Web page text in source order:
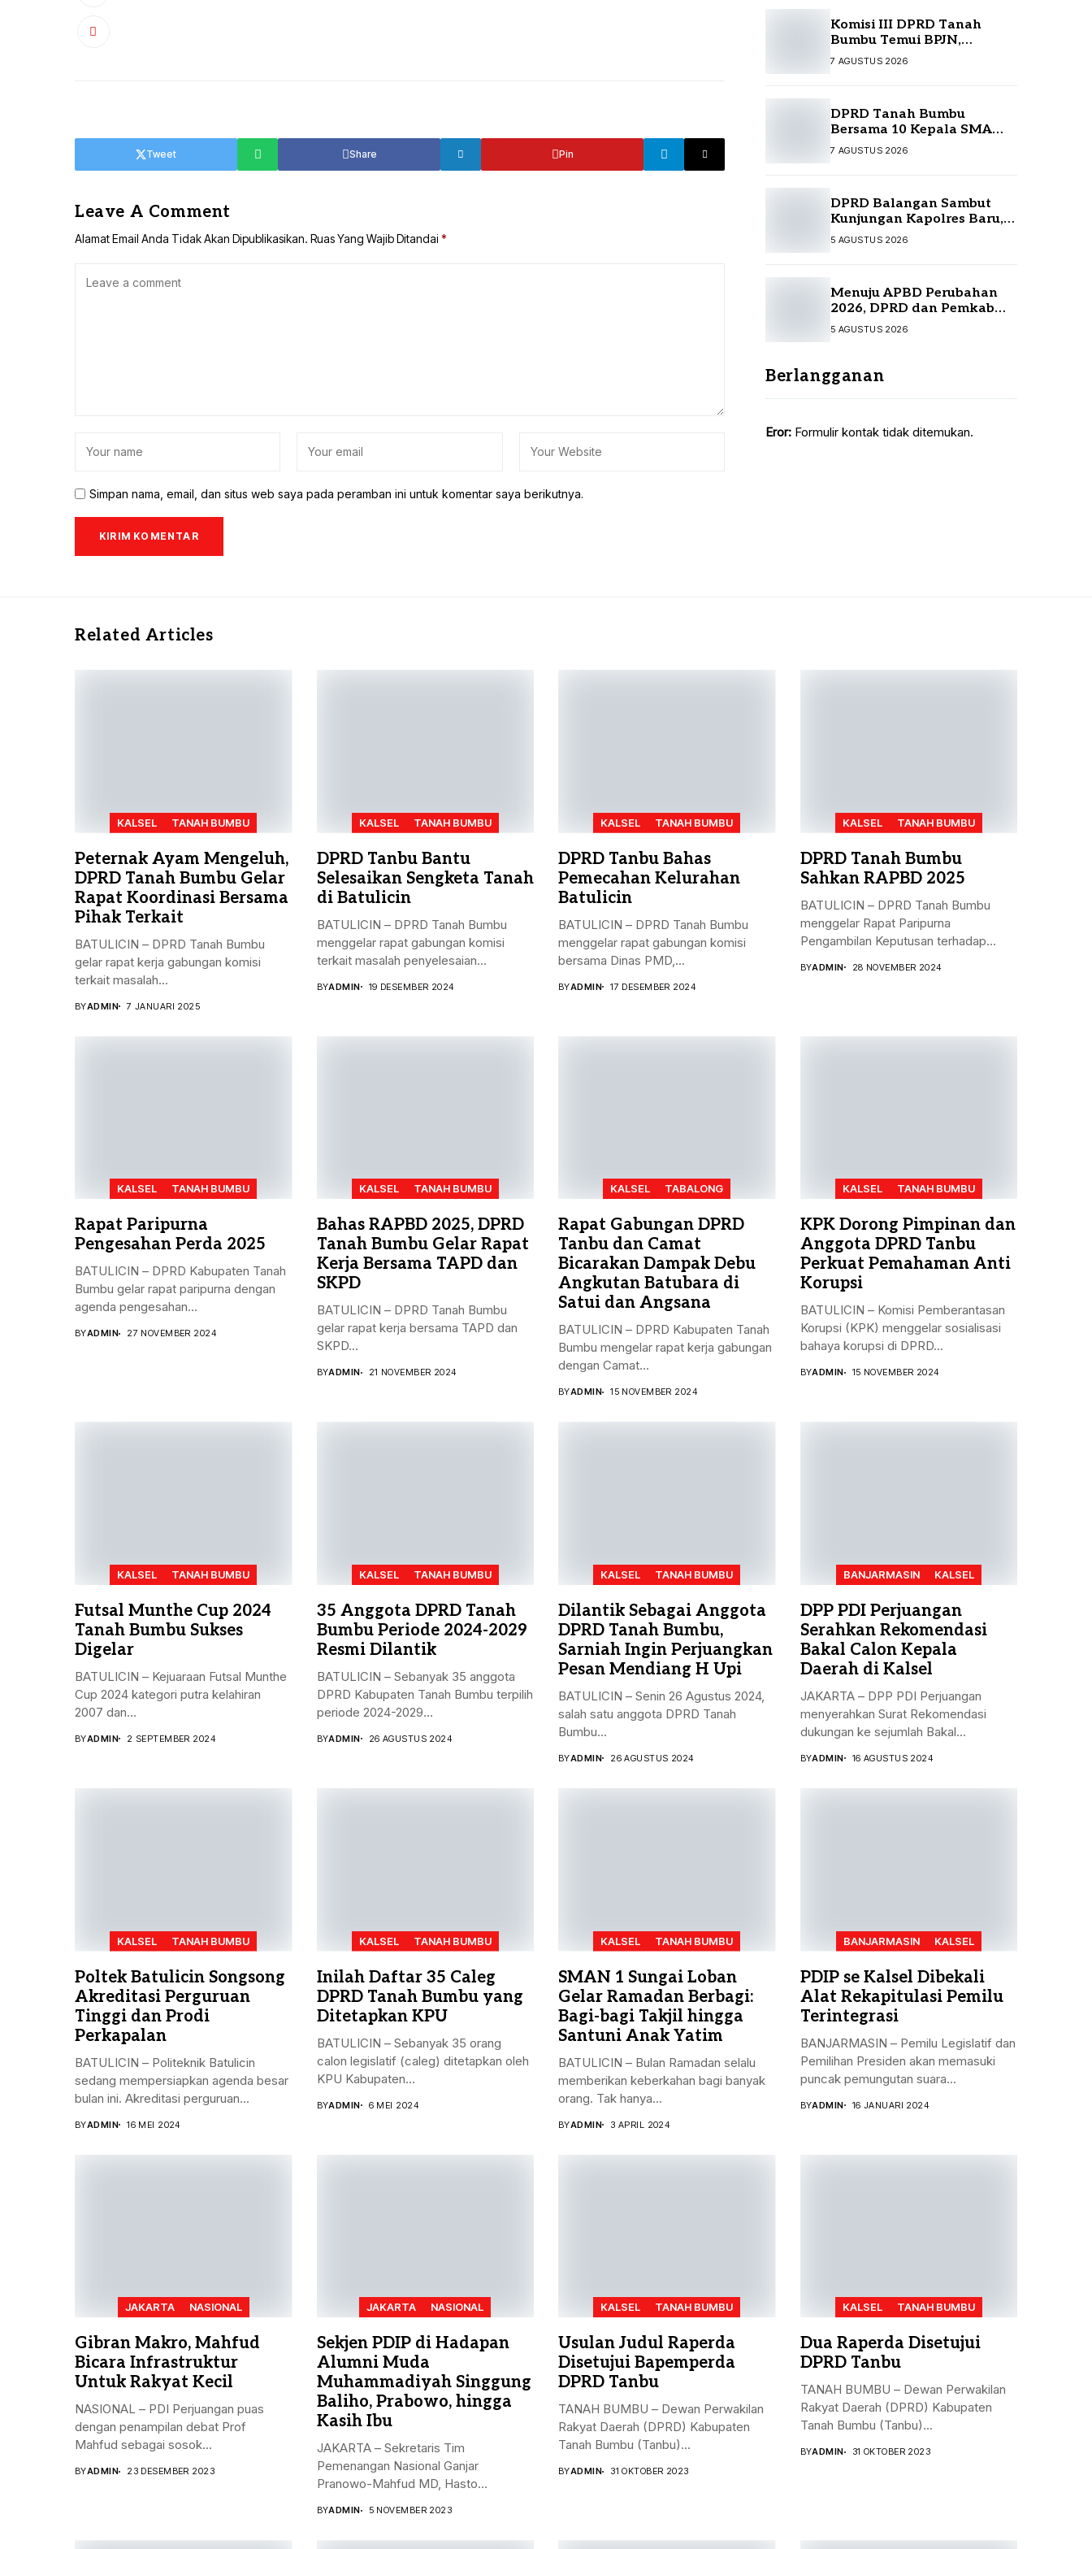
Share
Tweet Pin
Leave A Comment
Alamat Email Anda Tidak Akan Dipublikasikan. Ruas Yang Wajib Ditandai *
Simpan nama, email, dan situs web saya pada peramban ini untuk komentar saya berikutnya.
Komisi III DPRD Tanah
Bumbu Temui BPJN,
Perjuangkan Sejumlah
7 AGUSTUS 2026
DPRD Tanah Bumbu
Bersama 10 Kepala SMA
Temui Disdikbud Kalsel,
7 AGUSTUS 2026
DPRD Balangan Sambut
Kunjungan Kapolres Baru,
Perkuat Sinergi
5 AGUSTUS 2026
Menuju APBD Perubahan
2026, DPRD dan Pemkab
Tanah Bumbu Resmi
5 AGUSTUS 2026
Berlangganan
Eror: Formulir kontak tidak ditemukan.
Related Articles
KALSEL TANAH BUMBU
Peternak Ayam Mengeluh,
DPRD Tanah Bumbu Gelar
Rapat Koordinasi Bersama
Pihak Terkait
BATULICIN – DPRD Tanah Bumbu
gelar rapat kerja gabungan komisi
terkait masalah...
BYADMIN 7 JANUARI 2025
KALSEL TANAH BUMBU
DPRD Tanbu Bantu
Selesaikan Sengketa Tanah
di Batulicin
BATULICIN – DPRD Tanah Bumbu
menggelar rapat gabungan komisi
terkait masalah penyelesaian...
BYADMIN 19 DESEMBER 2024
KALSEL TANAH BUMBU
DPRD Tanbu Bahas
Pemecahan Kelurahan
Batulicin
BATULICIN – DPRD Tanah Bumbu
menggelar rapat gabungan komisi
bersama Dinas PMD,...
BYADMIN 17 DESEMBER 2024
KALSEL TANAH BUMBU
DPRD Tanah Bumbu
Sahkan RAPBD 2025
BATULICIN – DPRD Tanah Bumbu
menggelar Rapat Paripurna
Pengambilan Keputusan terhadap
BYADMIN 28 NOVEMBER 2024
KALSEL TANAH BUMBU
Rapat Paripurna
Pengesahan Perda 2025
BATULICIN – DPRD Kabupaten Tanah
Bumbu gelar rapat paripurna dengan
agenda pengesahan...
BYADMIN 27 NOVEMBER 2024
KALSEL TANAH BUMBU
Bahas RAPBD 2025, DPRD
Tanah Bumbu Gelar Rapat
Kerja Bersama TAPD dan
SKPD
BATULICIN – DPRD Tanah Bumbu
gelar rapat kerja bersama TAPD dan
SKPD...
BYADMIN 21 NOVEMBER 2024
KALSEL TABALONG
Rapat Gabungan DPRD
Tanbu dan Camat
Bicarakan Dampak Debu
Angkutan Batubara di
Satui dan Angsana
BATULICIN – DPRD Kabupaten Tanah
Bumbu mengelar rapat kerja gabungan
dengan Camat...
BYADMIN 15 NOVEMBER 2024
KALSEL TANAH BUMBU
KPK Dorong Pimpinan dan
Anggota DPRD Tanbu
Perkuat Pemahaman Anti
Korupsi
BATULICIN – Komisi Pemberantasan
Korupsi (KPK) menggelar sosialisasi
bahaya korupsi di DPRD...
BYADMIN 15 NOVEMBER 2024
KALSEL TANAH BUMBU
Futsal Munthe Cup 2024
Tanah Bumbu Sukses
Digelar
BATULICIN – Kejuaraan Futsal Munthe
Cup 2024 kategori putra kelahiran
2007 dan...
BYADMIN 2 SEPTEMBER 2024
KALSEL TANAH BUMBU
35 Anggota DPRD Tanah
Bumbu Periode 2024-2029
Resmi Dilantik
BATULICIN – Sebanyak 35 anggota
DPRD Kabupaten Tanah Bumbu terpilih
periode 2024-2029...
BYADMIN 26 AGUSTUS 2024
KALSEL TANAH BUMBU
Dilantik Sebagai Anggota
DPRD Tanah Bumbu,
Sarniah Ingin Perjuangkan
Pesan Mendiang H Upi
BATULICIN – Senin 26 Agustus 2024,
salah satu anggota DPRD Tanah
Bumbu...
BYADMIN 26 AGUSTUS 2024
BANJARMASIN KALSEL
DPP PDI Perjuangan
Serahkan Rekomendasi
Bakal Calon Kepala
Daerah di Kalsel
JAKARTA – DPP PDI Perjuangan
menyerahkan Surat Rekomendasi
dukungan ke sejumlah Bakal...
BYADMIN 16 AGUSTUS 2024
KALSEL TANAH BUMBU
Poltek Batulicin Songsong
Akreditasi Perguruan
Tinggi dan Prodi
Perkapalan
BATULICIN – Politeknik Batulicin
sedang mempersiapkan agenda besar
bulan ini. Akreditasi perguruan...
BYADMIN 16 MEI 2024
KALSEL TANAH BUMBU
Inilah Daftar 35 Caleg
DPRD Tanah Bumbu yang
Ditetapkan KPU
BATULICIN – Sebanyak 35 orang
calon legislatif (caleg) ditetapkan oleh
KPU Kabupaten...
BYADMIN 6 MEI 2024
KALSEL TANAH BUMBU
SMAN 1 Sungai Loban
Gelar Ramadan Berbagi:
Bagi-bagi Takjil hingga
Santuni Anak Yatim
BATULICIN – Bulan Ramadan selalu
memberikan keberkahan bagi banyak
orang. Tak hanya...
BYADMIN 3 APRIL 2024
BANJARMASIN KALSEL
PDIP se Kalsel Dibekali
Alat Rekapitulasi Pemilu
Terintegrasi
BANJARMASIN – Pemilu Legislatif dan
Pemilihan Presiden akan memasuki
puncak pemungutan suara...
BYADMIN 16 JANUARI 2024
JAKARTA NASIONAL
Gibran Makro, Mahfud
Bicara Infrastruktur
Untuk Rakyat Kecil
NASIONAL – PDI Perjuangan puas
dengan penampilan debat Prof
Mahfud sebagai sosok...
BYADMIN 23 DESEMBER 2023
JAKARTA NASIONAL
Sekjen PDIP di Hadapan
Alumni Muda
Muhammadiyah Singgung
Baliho, Prabowo, hingga
Kasih Ibu
JAKARTA – Sekretaris Tim
Pemenangan Nasional Ganjar
Pranowo-Mahfud MD, Hasto
BYADMIN 5 NOVEMBER 2023
KALSEL TANAH BUMBU
Usulan Judul Raperda
Disetujui Bapemperda
DPRD Tanbu
TANAH BUMBU – Dewan Perwakilan
Rakyat Daerah (DPRD) Kabupaten
Tanah Bumbu (Tanbu)...
BYADMIN 31 OKTOBER 2023
KALSEL TANAH BUMBU
Dua Raperda Disetujui
DPRD Tanbu
TANAH BUMBU – Dewan Perwakilan
Rakyat Daerah (DPRD) Kabupaten
Tanah Bumbu (Tanbu)...
BYADMIN 31 OKTOBER 2023